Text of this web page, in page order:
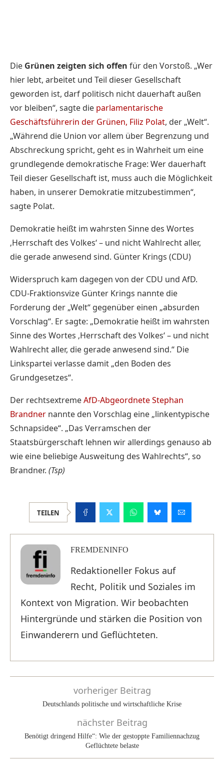
Die Grünen zeigten sich offen für den Vorstoß. „Wer
hier lebt, arbeitet und Teil dieser Gesellschaft
geworden ist, darf politisch nicht dauerhaft außen
vor bleiben“, sagte die parlamentarische
Geschäftsführerin der Grünen, Filiz Polat, der „Welt“.
„Während die Union vor allem über Begrenzung und
Abschreckung spricht, geht es in Wahrheit um eine
grundlegende demokratische Frage: Wer dauerhaft
Teil dieser Gesellschaft ist, muss auch die Möglichkeit
haben, in unserer Demokratie mitzubestimmen“,
sagte Polat.
Demokratie heißt im wahrsten Sinne des Wortes
‚Herrschaft des Volkes‘ – und nicht Wahlrecht aller,
die gerade anwesend sind. Günter Krings (CDU)
Widerspruch kam dagegen von der CDU und AfD.
CDU-Fraktionsvize Günter Krings nannte die
Forderung der „Welt“ gegenüber einen „absurden
Vorschlag“. Er sagte: „Demokratie heißt im wahrsten
Sinne des Wortes ‚Herrschaft des Volkes‘ – und nicht
Wahlrecht aller, die gerade anwesend sind.“ Die
Linkspartei verlasse damit „den Boden des
Grundgesetzes“.
Der rechtsextremeAfD-Abgeordnete Stephan
Brandner nannte den Vorschlag eine „linkentypische
Schnapsidee“. „Das Verramschen der
Staatsbürgerschaft lehnen wir allerdings genauso ab
wie eine beliebige Ausweitung des Wahlrechts“, so
Brandner. (Tsp)
TEILEN
FREMDENINFO
Redaktioneller Fokus auf
Recht, Politik und Soziales im
Kontext von Migration. Wir beobachten
Hintergründe und stärken die Position von
Einwanderern und Geflüchteten.
vorheriger Beitrag
Deutschlands politische und wirtschaftliche Krise
nächster Beitrag
Benötigt dringend Hilfe“: Wie der gestoppte Familiennachzug
Geflüchtete belaste